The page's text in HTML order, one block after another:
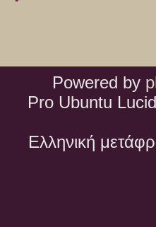
Powered by
Pro Ubuntu
Ελληνική